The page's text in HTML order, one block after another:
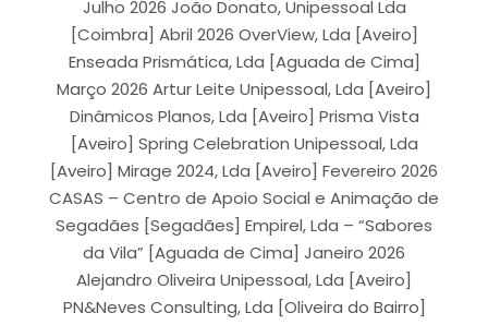
Julho 2026 João Donato, Unipessoal Lda
[Coimbra] Abril 2026 OverView, Lda [Aveiro]
Enseada Prismática, Lda [Aguada de Cima]
Março 2026 Artur Leite Unipessoal, Lda [Aveiro]
Dinâmicos Planos, Lda [Aveiro] Prisma Vista
[Aveiro] Spring Celebration Unipessoal, Lda
[Aveiro] Mirage 2024, Lda [Aveiro] Fevereiro 2026
CASAS – Centro de Apoio Social e Animação de
Segadães [Segadães] Empirel, Lda – “Sabores
da Vila” [Aguada de Cima] Janeiro 2026
Alejandro Oliveira Unipessoal, Lda [Aveiro]
PN&Neves Consulting, Lda [Oliveira do Bairro]